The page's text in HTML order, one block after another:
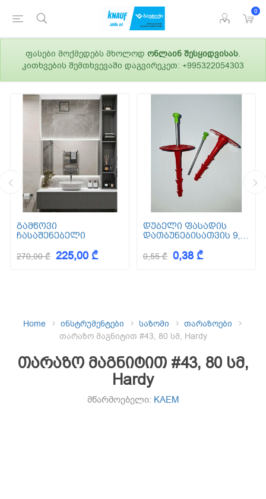
0
ფასები მოქმედებს მხოლოდ ონლაინ შესყიდვისას.
კითხვების შემთხვევაში დაგვირეკეთ: +995322054303
გამწოვი
ჩასაშენებელი
270,00 ₾ 225,00 ₾
დუბელი ფასადის
დათბუნებისათვის 9,5
0,55 ₾ 0,38 ₾
Home ინსტრუმენტები საზომი
თარაზოები
თარაზო მაგნიტით #43, 80 სმ, Hardy
თარაზო მაგნიტით #43, 80 სმ,
Hardy
მწარმოებელი: KAEM